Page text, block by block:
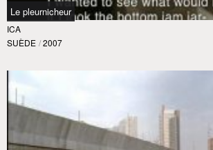
Le pleurnicheur
ICA
SUÈDE / 2007